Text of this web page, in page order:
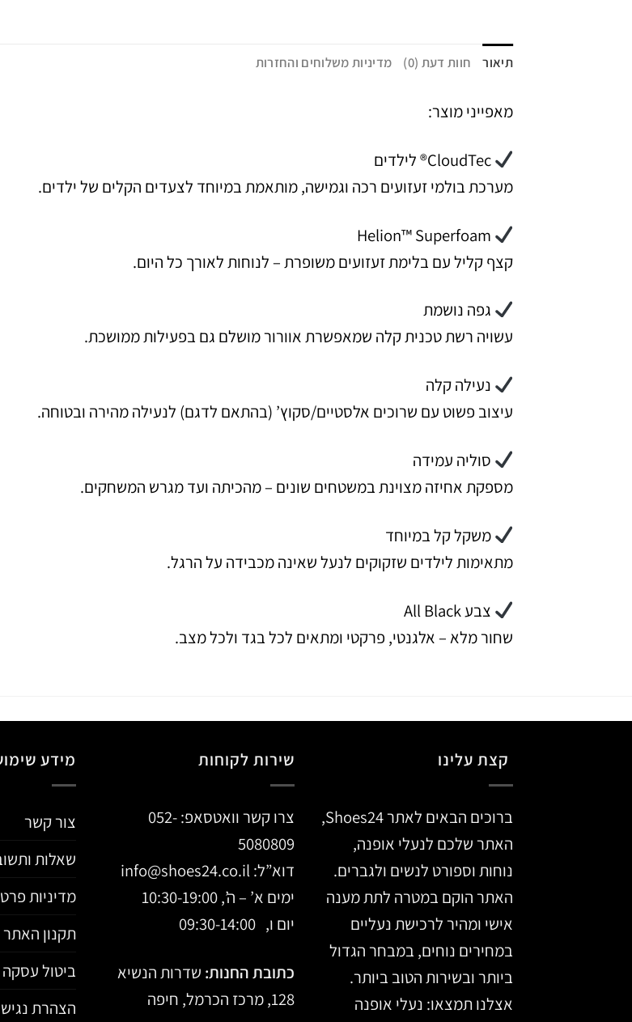
תיאור חוות דעת (0) מדיניות משלוחים והחזרות
מאפייני מוצר:
CloudTec® לילדים
מערכת בולמי זעזועים רכה וגמישה, מותאמת במיוחד לצעדים הקלים של ילדים.
קצף קליל עם בלימת זעזועים משופרת – לנוחות לאורך כל היום.
גפה נושמת
עשויה רשת טכנית קלה שמאפשרת אוורור מושלם גם בפעילות ממושכת.
נעילה קלה
עיצוב פשוט עם שרוכים אלסטיים/סקוץ’ (בהתאם לדגם) לנעילה מהירה ובטוחה.
סוליה עמידה
מספקת אחיזה מצוינת במשטחים שונים – מהכיתה ועד מגרש המשחקים.
משקל קל במיוחד
מתאימות לילדים שזקוקים לנעל שאינה מכבידה על הרגל.
צבע All Black
שחור מלא – אלגנטי, פרקטי ומתאים לכל בגד ולכל מצב.
קצת עלינו
ברוכים הבאים לאתר Shoes24,
האתר שלכם לנעלי אופנה,
נוחות וספורט לנשים ולגברים.
האתר הוקם במטרה לתת מענה
אישי ומהיר לרכישת נעליים
במחירים נוחים, במבחר הגדול
ביותר ובשירות הטוב ביותר.
אצלנו תמצאו: נעלי אופנה
שירות לקוחות
צרו קשר וואטסאפ:052-
5080809
דוא”ל:
ימים א’ – ה’, 10:30-19:00
יום ו, 09:30-14:00
כתובת החנות: שדרות הנשיא
128, מרכז הכרמל, חיפה
מידע
צור קשר
שאלות
מדיניות
תקנון האתר
ביטול עסקה
הצהרת